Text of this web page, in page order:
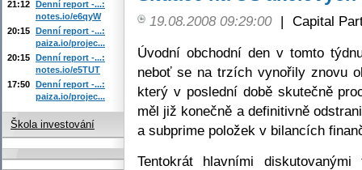
19.08.2008 09:29:00 | Capital
Úvodní obchodní den v tomto
neboť se na trzích vynořily znovu
který v poslední době skutečně
měl již konečně a definitivně
a subprime položek v bilancích
Tentokrát hlavními
21:12 Denní report -...:
notes.io/e6qyW
20:15 Denní report -...:
paiza.io/projec...
20:15 Denní report -...:
notes.io/e5TUT
17:50 Denní report -...:
paiza.io/projec...
Škola investování